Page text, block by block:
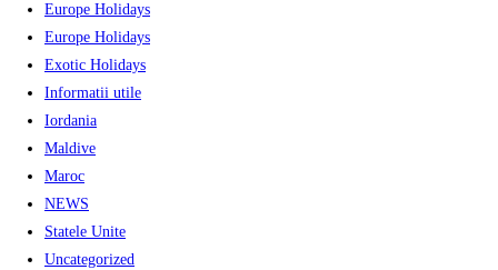
Europe Holidays
Europe Holidays
Exotic Holidays
Informatii utile
Iordania
Maldive
Maroc
NEWS
Statele Unite
Uncategorized